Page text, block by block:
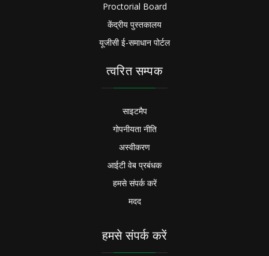
Proctorial Board
केंद्रीय पुस्तकालय
यूजीसी ई-समाधान पोर्टल
त्वरित सम्पक
साइटमैप
गोपनीयता नीति
अस्वीकरण
आईटी वेब प्रबंधक
हमसे संपर्क करें
मदद
हमसे संपर्क करें